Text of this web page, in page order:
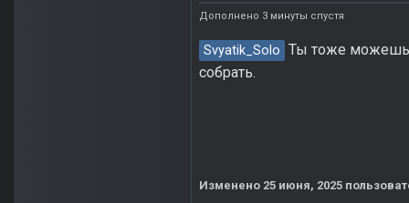
Дополнено 3 минуты спустя
Svyatik_Solo Ты тоже можешь
собрать.
Изменено 25 июня, 2025